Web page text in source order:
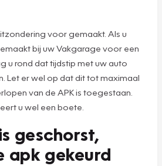
voor gemaakt. Als u
bij uw Vakgarage voor een
u rond dat tijdstip met uw auto
Let er wel op dat dit tot maximaal
van de APK is toegestaan.
u wel een boete.
geschorst,
apk gekeurd